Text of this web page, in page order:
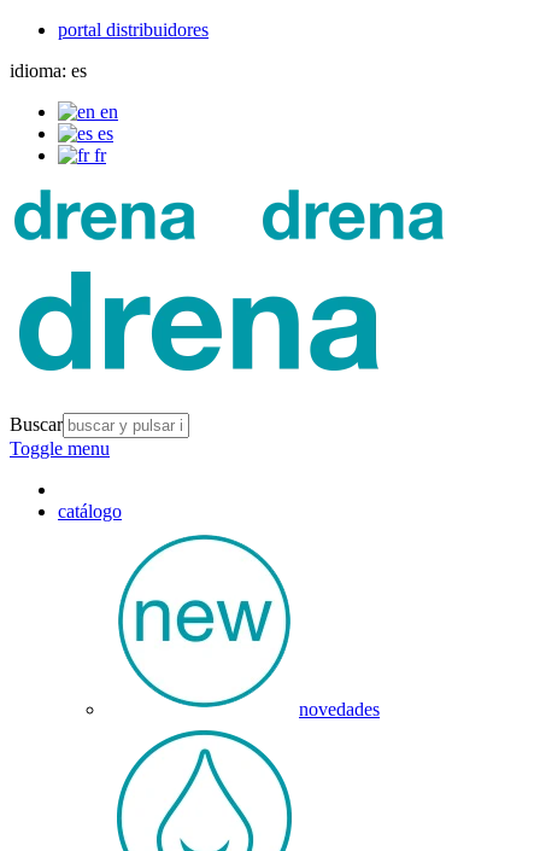
portal distribuidores
idioma: es
en
es
fr
Buscar
Toggle menu
catálogo
novedades